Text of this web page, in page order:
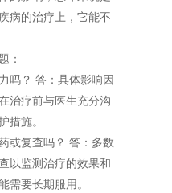
病的治疗上，它能不
：
吗？ 答：具体影响因
治疗前与医生充分沟
措施。
或复查吗？ 答：多数
以监测治疗的效果和
需要长期服用。